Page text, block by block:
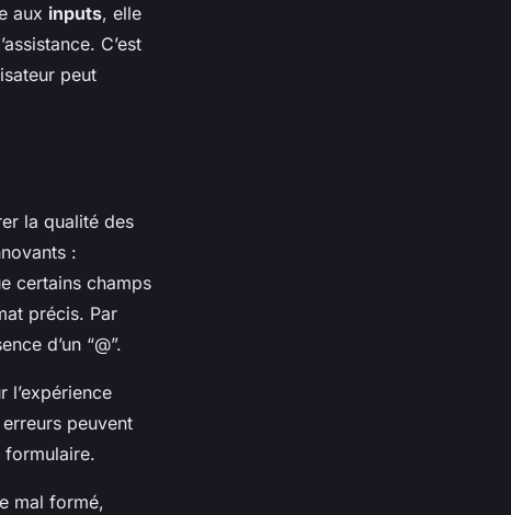
aux inputs, elle
C’est
peut
la qualité des
:
certains champs
précis. Par
d’un “@”.
l’expérience
peuvent
formulaire.
mal formé,